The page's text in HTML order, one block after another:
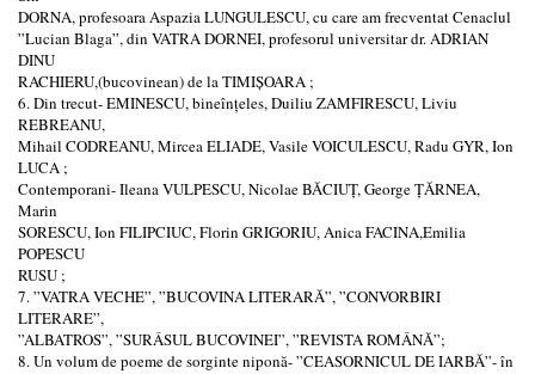
DORNA, profesoara Aspazia LUNGULESCU, cu care am frecventat Cenaclul
”Lucian Blaga”, din VATRA DORNEI, profesorul universitar dr. ADRIAN
DINU
RACHIERU,(bucovinean) de la TIMIȘOARA ;
6. Din trecut- EMINESCU, bineînțeles, Duiliu ZAMFIRESCU, Liviu
REBREANU,
Mihail CODREANU, Mircea ELIADE, Vasile VOICULESCU, Radu GYR, Ion
LUCA ;
Contemporani- Ileana VULPESCU, Nicolae BĂCIUȚ, George ȚĂRNEA,
Marin
SORESCU, Ion FILIPCIUC, Florin GRIGORIU, Anica FACINA,Emilia
POPESCU
RUSU ;
7. ”VATRA VECHE”, ”BUCOVINA LITERARĂ”, ”CONVORBIRI
LITERARE”,
”ALBATROS”, ”SURÂSUL BUCOVINEI”, ”REVISTA ROMÂNĂ”;
8. Un volum de poeme de sorginte niponă- ”CEASORNICUL DE IARBĂ”- în